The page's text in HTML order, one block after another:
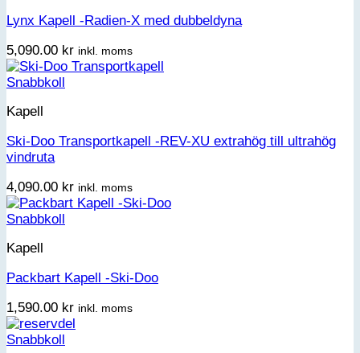
Lynx Kapell -Radien-X med dubbeldyna
5,090.00 kr inkl. moms
Snabbkoll
Kapell
Ski-Doo Transportkapell -REV-XU extrahög till ultrahög
vindruta
4,090.00 kr inkl. moms
Snabbkoll
Kapell
Packbart Kapell -Ski-Doo
1,590.00 kr inkl. moms
Snabbkoll